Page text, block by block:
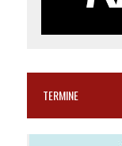
TERMINE